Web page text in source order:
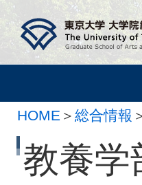
HOME ＞ 総合情報
月11日）
教養学